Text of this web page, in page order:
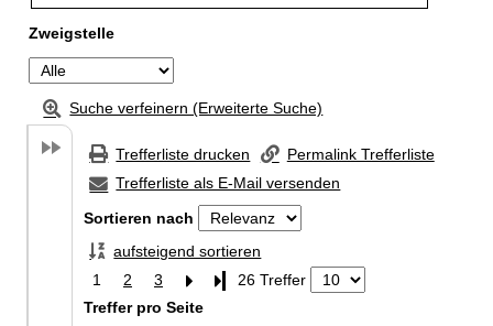
Zweigstelle
Suche verfeinern (Erweiterte Suche)
Trefferliste drucken
Permalink Trefferliste
Trefferliste als E-Mail versenden
Sortieren nach
aufsteigend sortieren
1
2 3 Letzte Seite
26 Treffer
Treffer pro Seite